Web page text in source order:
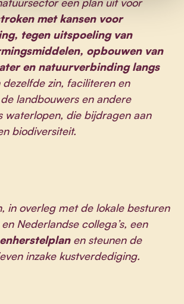
met kansen voor
tegen uitspoeling van
opbouwen van
en natuurverbinding langs
dezelfde zin, faciliteren en
landbouwers en andere
waterlopen, die bijdragen aan
biodiversiteit.
in overleg met de lokale besturen
Nederlandse collega’s, een
en steunen de
inzake kustverdediging.